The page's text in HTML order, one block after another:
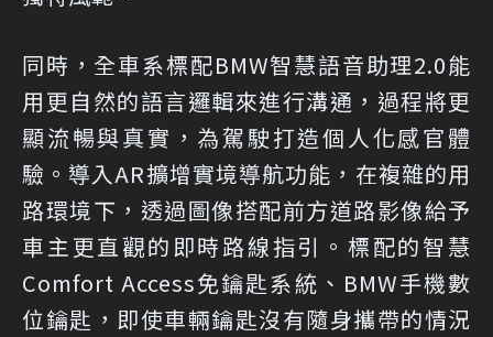
同時，全車系標配BMW智慧語音助理2.0能
用更自然的語言邏輯來進行溝通，過程將更
顯流暢與真實，為駕駛打造個人化感官體
驗。導入AR擴增實境導航功能，在複雜的用
路環境下，透過圖像搭配前方道路影像給予
車主更直觀的即時路線指引。標配的智慧
Comfort Access免鑰匙系統、BMW手機數
位鑰匙，即使車輛鑰匙沒有隨身攜帶的情況